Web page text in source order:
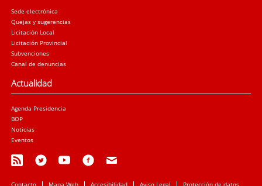
Sede electrónica
Quejas y sugerencias
Licitación Local
Licitación Provincial
Subvenciones
Canal de denuncias
Actualidad
Agenda Presidencia
BOP
Noticias
Eventos
Contacto Mapa Web Accesibilidad Aviso Legal Protección de datos